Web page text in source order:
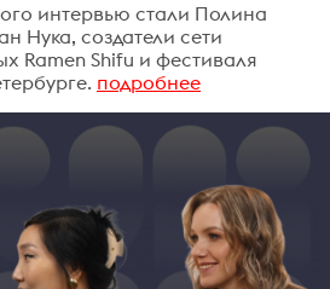
интервью стали Полина
Нука, создатели сети
Ramen Shifu и фестиваля
подробнее